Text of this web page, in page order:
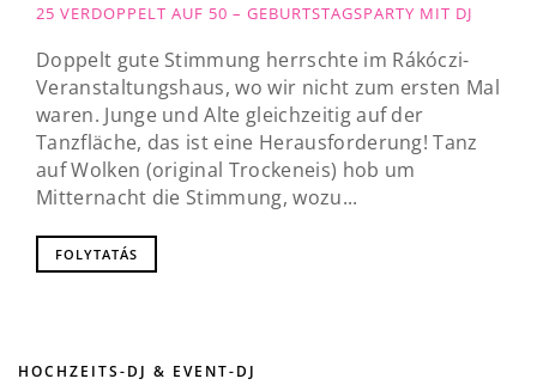
25 VERDOPPELT AUF 50 – GEBURTSTAGSPARTY MIT DJ
Doppelt gute Stimmung herrschte im Rákóczi-
Veranstaltungshaus, wo wir nicht zum ersten Mal
waren. Junge und Alte gleichzeitig auf der
Tanzfläche, das ist eine Herausforderung! Tanz
auf Wolken (original Trockeneis) hob um
Mitternacht die Stimmung, wozu...
FOLYTATÁS
HOCHZEITS-DJ & EVENT-DJ